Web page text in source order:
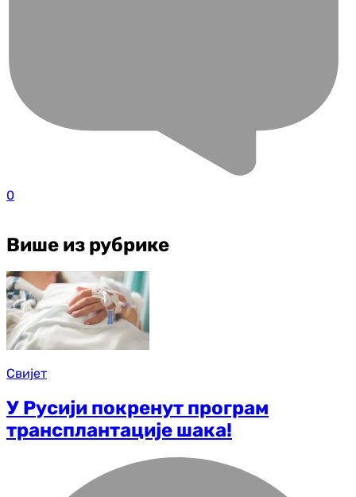
0
Више из рубрике
Свијет
У Русији покренут програм
трансплантације шака!